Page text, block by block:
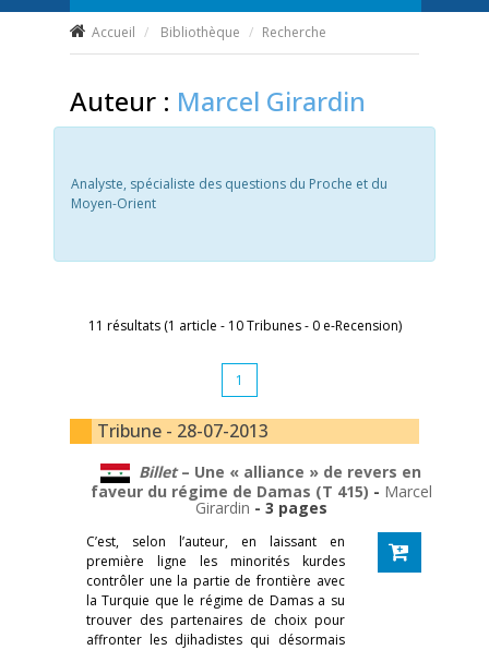
Accueil Bibliothèque Recherche
Auteur : Marcel Girardin
Analyste, spécialiste des questions du Proche et du
Moyen-Orient
11 résultats (1 article - 10 Tribunes - 0 e-Recension)
1
Tribune - 28-07-2013
Billet– Une « alliance » de revers en
faveur du régime de Damas (T 415) - Marcel
Girardin - 3 pages
C’est, selon l’auteur, en laissant en
première ligne les minorités kurdes
contrôler une la partie de frontière avec
la Turquie que le régime de Damas a su
trouver des partenaires de choix pour
affronter les djihadistes qui désormais